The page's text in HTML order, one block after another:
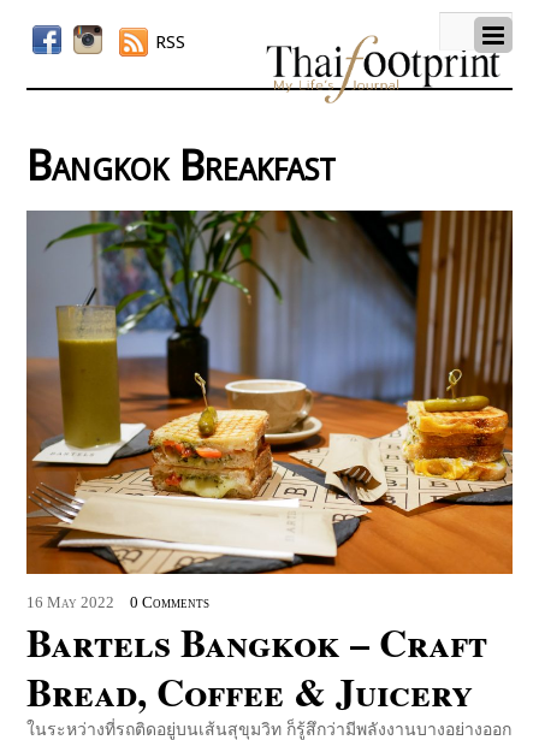
RSS
Bangkok Breakfast
16 May 2022 0 Comments
Bartels Bangkok – Craft
Bread, Coffee & Juicery
ในระหว่างที่รถติดอยู่บนเส้นสุขุมวิท ก็รู้สึกว่ามีพลังงานบางอย่างออก